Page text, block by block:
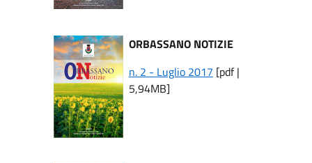
ORBASSANO NOTIZIE
n. 2 - Luglio 2017 [pdf |
5,94MB]